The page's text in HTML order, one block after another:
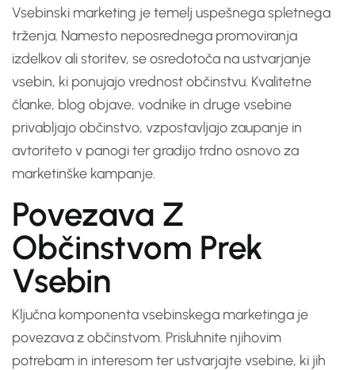
Vsebinski marketing je temelj uspešnega spletnega
trženja. Namesto neposrednega promoviranja
izdelkov ali storitev, se osredotoča na ustvarjanje
vsebin, ki ponujajo vrednost občinstvu. Kvalitetne
članke, blog objave, vodnike in druge vsebine
privabljajo občinstvo, vzpostavljajo zaupanje in
avtoriteto v panogi ter gradijo trdno osnovo za
marketinške kampanje.
Povezava Z
Občinstvom Prek
Vsebin
Ključna komponenta vsebinskega marketinga je
povezava z občinstvom. Prisluhnite njihovim
potrebam in interesom ter ustvarjajte vsebine, ki jih